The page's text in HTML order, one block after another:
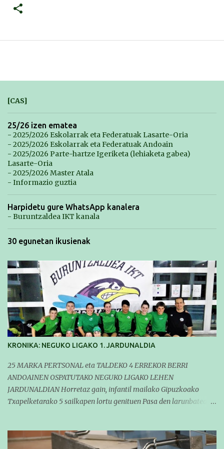
[CAS]
25/26 izen ematea
- 2025/2026 Eskolarrak eta Federatuak Lasarte-Oria
- 2025/2026 Eskolarrak eta Federatuak Andoain
- 2025/2026 Parte-hartze Igeriketa (lehiaketa gabea)
Lasarte-Oria
- 2025/2026 Master Atala
- Informazio guztia
Harpidetu gure WhatsApp kanalera
- Buruntzaldea IKT kanala
30 egunetan ikusienak
KRONIKA: NEGUKO LIGAKO 1. JARDUNALDIA
25 MARKA PERTSONAL eta TALDEKO 4 ERREKOR BERRI
ANDOAINEN OSPATUTAKO NEGUKO LIGAKO LEHEN
JARDUNALDIAN Horretaz gain, infantil mailako Gipuzkoako
Txapelketarako 5 sailkapen lortu genituen Pasa den larunbatean
hartzen. Bertan gure taldeko 16 igerilari aritu ziren. Denboraldiari